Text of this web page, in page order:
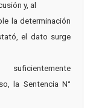
y, al
la determinación
el dato surge
la Sentencia N°